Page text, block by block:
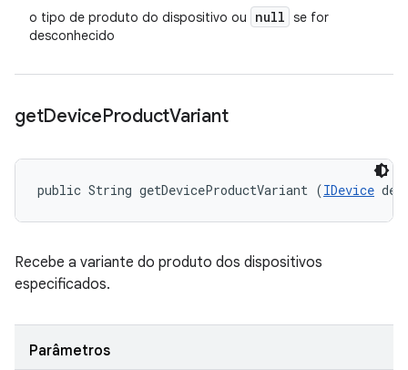
o tipo de produto do dispositivo ou null se for
desconhecido
getDeviceProductVariant
public String getDeviceProductVariant (IDevice
Recebe a variante do produto dos dispositivos
especificados.
Parâmetros